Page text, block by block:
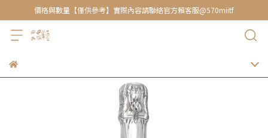
價格與數量【僅供參考】實際內容請聯絡官方賴客服@570miitf